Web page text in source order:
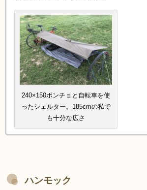
240×150ポンチョと自転車を使
ったシェルター。185cmの私で
も十分な広さ
ハンモック